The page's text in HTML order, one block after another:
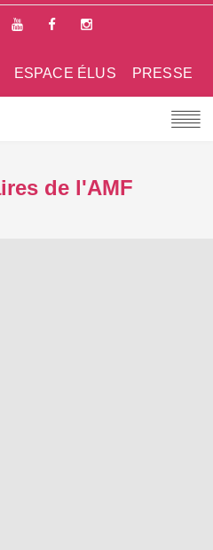
PRESSE
ESPACE ÉLUS
de l'AMF